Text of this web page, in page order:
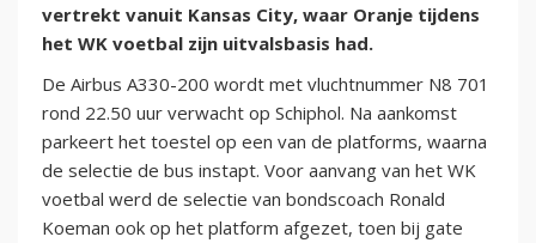
vertrekt vanuit Kansas City, waar Oranje tijdens
het WK voetbal zijn uitvalsbasis had.
De Airbus A330-200 wordt met vluchtnummer N8 701
rond 22.50 uur verwacht op Schiphol. Na aankomst
parkeert het toestel op een van de platforms, waarna
de selectie de bus instapt. Voor aanvang van het WK
voetbal werd de selectie van bondscoach Ronald
Koeman ook op het platform afgezet, toen bij gate